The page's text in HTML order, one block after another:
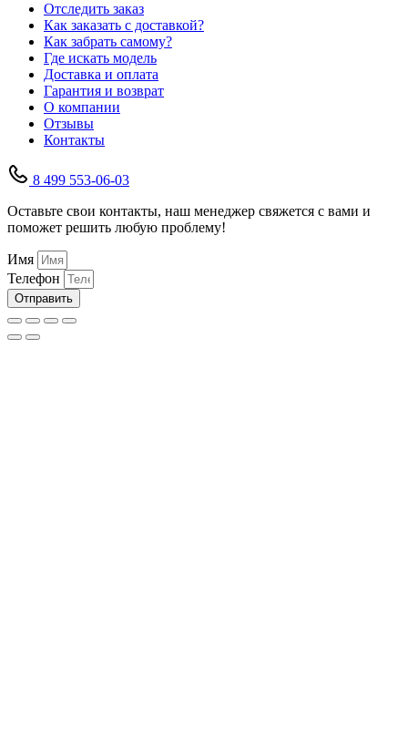
Отследить заказ
Как заказать с доставкой?
Как забрать самому?
Где искать модель
Доставка и оплата
Гарантия и возврат
О компании
Отзывы
Контакты
8 499 553-06-03
Оставьте свои контакты, наш менеджер свяжется с вами и
поможет решить любую проблему!
Имя
Телефон
Отправить